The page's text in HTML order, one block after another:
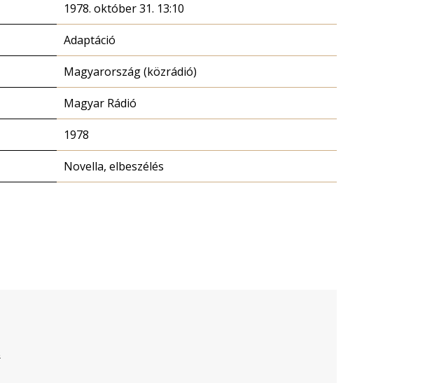
1978. október 31. 13:10
Adaptáció
Magyarország (közrádió)
Magyar Rádió
1978
Novella, elbeszélés